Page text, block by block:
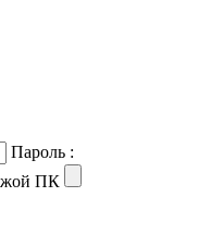
Пароль :
ПК